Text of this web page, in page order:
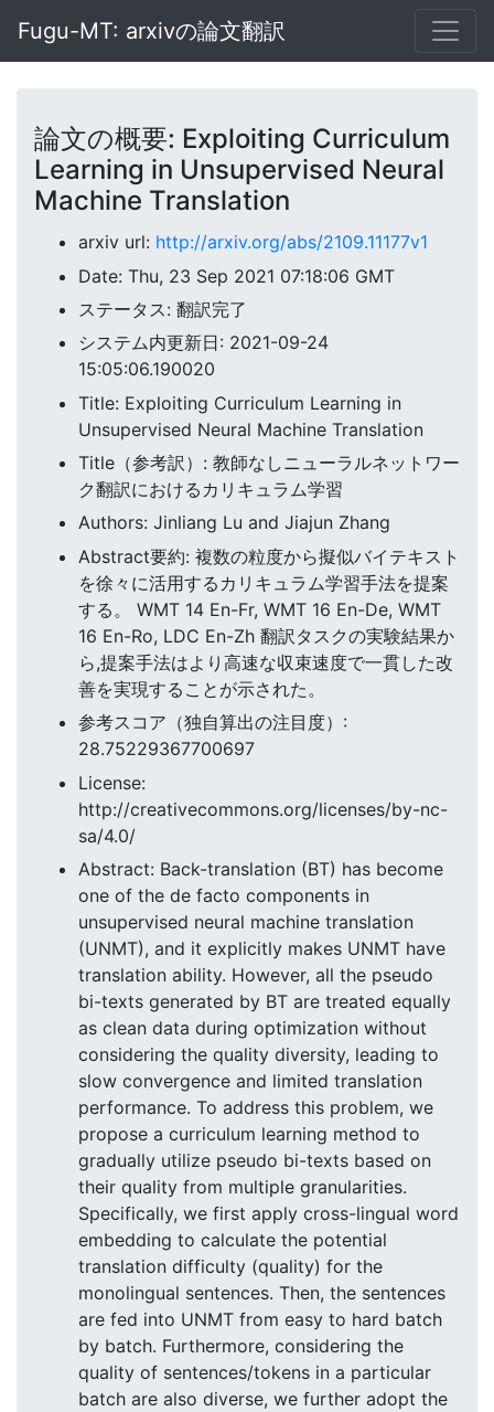
Fugu-MT: arxivの論文翻訳
論文の概要: Exploiting Curriculum
Learning in Unsupervised Neural
Machine Translation
arxiv url: http://arxiv.org/abs/2109.11177v1
Date: Thu, 23 Sep 2021 07:18:06 GMT
ステータス: 翻訳完了
システム内更新日: 2021-09-24
15:05:06.190020
Title: Exploiting Curriculum Learning in
Unsupervised Neural Machine Translation
Title（参考訳）: 教師なしニューラルネットワー
ク翻訳におけるカリキュラム学習
Authors: Jinliang Lu and Jiajun Zhang
Abstract要約: 複数の粒度から擬似バイテキスト
を徐々に活用するカリキュラム学習手法を提案
する。 WMT 14 En-Fr, WMT 16 En-De, WMT
16 En-Ro, LDC En-Zh 翻訳タスクの実験結果か
ら,提案手法はより高速な収束速度で一貫した改
善を実現することが示された。
参考スコア（独自算出の注目度）:
28.75229367700697
License:
http://creativecommons.org/licenses/by-nc-
sa/4.0/
Abstract: Back-translation (BT) has become
one of the de facto components in
unsupervised neural machine translation
(UNMT), and it explicitly makes UNMT have
translation ability. However, all the pseudo
bi-texts generated by BT are treated equally
as clean data during optimization without
considering the quality diversity, leading to
slow convergence and limited translation
performance. To address this problem, we
propose a curriculum learning method to
gradually utilize pseudo bi-texts based on
their quality from multiple granularities.
Specifically, we first apply cross-lingual word
embedding to calculate the potential
translation difficulty (quality) for the
monolingual sentences. Then, the sentences
are fed into UNMT from easy to hard batch
by batch. Furthermore, considering the
quality of sentences/tokens in a particular
batch are also diverse, we further adopt the